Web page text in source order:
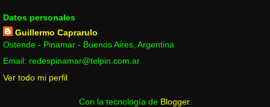
Datos personales
Guillermo Caprarulo
Ostende - Pinamar - Buenos Aires, Argentina
Email: redespinamar@telpin.com.ar
Ver todo mi perfil
Con la tecnología de Blogger.